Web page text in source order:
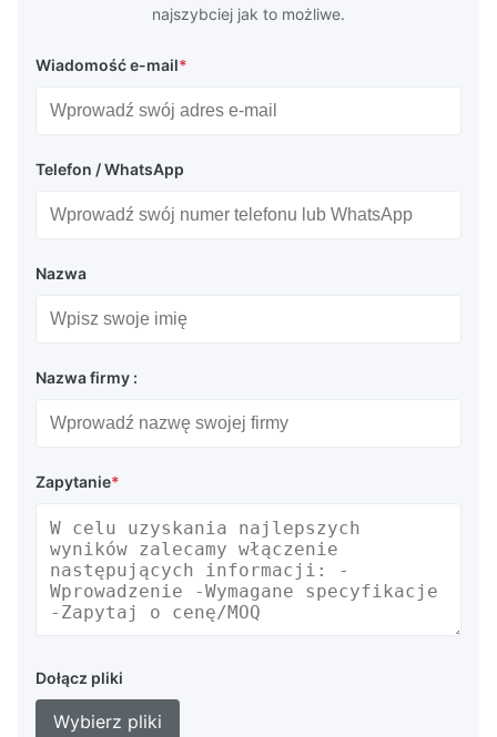
najszybciej jak to możliwe.
Wiadomość e-mail*
Telefon / WhatsApp
Nazwa
Nazwa firmy :
Zapytanie*
Dołącz pliki
Wybierz pliki